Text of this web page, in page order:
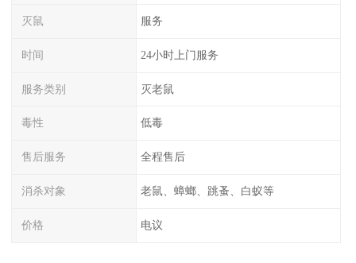
灭鼠 服务
时间 24小时上门服务
服务类别 灭老鼠
毒性 低毒
售后服务 全程售后
消杀对象 老鼠、蟑螂、跳蚤、白蚁等
价格 电议